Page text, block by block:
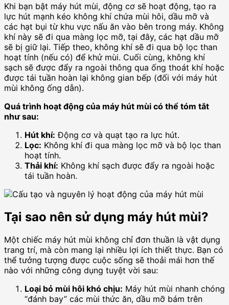
Khi bạn bật máy hút mùi, động cơ sẽ hoạt động, tạo ra
lực hút mạnh kéo không khí chứa mùi hôi, dầu mỡ và
các hạt bụi từ khu vực nấu ăn vào bên trong máy. Không
khí này sẽ đi qua màng lọc mỡ, tại đây, các hạt dầu mỡ
sẽ bị giữ lại. Tiếp theo, không khí sẽ đi qua bộ lọc than
hoạt tính (nếu có) để khử mùi. Cuối cùng, không khí
sạch sẽ được đẩy ra ngoài thông qua ống thoát khí hoặc
được tái tuần hoàn lại không gian bếp (đối với máy hút
mùi không ống dẫn).
Quá trình hoạt động của máy hút mùi có thể tóm tắt
như sau:
Hút khí: Động cơ và quạt tạo ra lực hút.
Lọc: Không khí đi qua màng lọc mỡ và bộ lọc than
hoạt tính.
Thải khí: Không khí sạch được đẩy ra ngoài hoặc
tái tuần hoàn.
Tại sao nên sử dụng máy hút mùi?
Một chiếc máy hút mùi không chỉ đơn thuần là vật dụng
trang trí, mà còn mang lại nhiều lợi ích thiết thực. Bạn có
thể tưởng tượng được cuộc sống sẽ thoải mái hơn thế
nào với những công dụng tuyệt vời sau:
Loại bỏ mùi hôi khó chịu: Máy hút mùi nhanh chóng
“đánh bay” các mùi thức ăn, dầu mỡ bám trên